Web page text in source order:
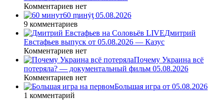
Комментариев нет
60 ṃинẏƫ 05.08.2026
9 комментариев
Дмитрий
Евстафьев выпуск от 05.08.2026 — Казус
Комментариев нет
Почему Украина всё
потеряла? — документальный фильм 05.08.2026
Комментариев нет
Большая игра от 05.08.2026
1 комментарий